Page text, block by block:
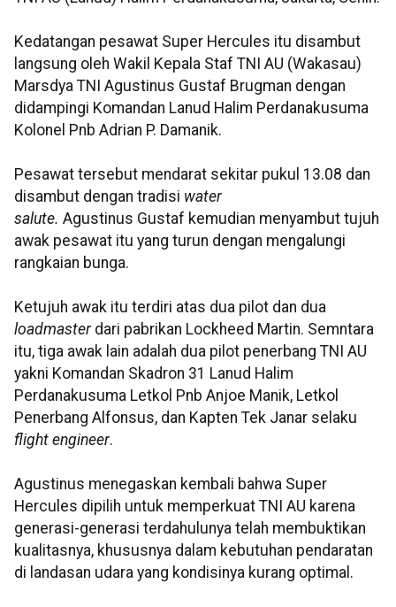
Kedatangan pesawat Super Hercules itu disambut
langsung oleh Wakil Kepala Staf TNI AU (Wakasau)
Marsdya TNI Agustinus Gustaf Brugman dengan
didampingi Komandan Lanud Halim Perdanakusuma
Kolonel Pnb Adrian P. Damanik.
Pesawat tersebut mendarat sekitar pukul 13.08 dan
disambut dengan tradisi water
salute. Agustinus Gustaf kemudian menyambut tujuh
awak pesawat itu yang turun dengan mengalungi
rangkaian bunga.
Ketujuh awak itu terdiri atas dua pilot dan dua
loadmasterdari pabrikan Lockheed Martin. Semntara
itu, tiga awak lain adalah dua pilot penerbang TNI AU
yakni Komandan Skadron 31 Lanud Halim
Perdanakusuma Letkol Pnb Anjoe Manik, Letkol
Penerbang Alfonsus, dan Kapten Tek Janar selaku
flight engineer.
Agustinus menegaskan kembali bahwa Super
Hercules dipilih untuk memperkuat TNI AU karena
generasi-generasi terdahulunya telah membuktikan
kualitasnya, khususnya dalam kebutuhan pendaratan
di landasan udara yang kondisinya kurang optimal.